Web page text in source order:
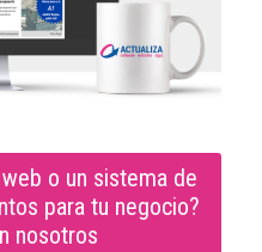
o un sistema de
para tu negocio?
nosotros